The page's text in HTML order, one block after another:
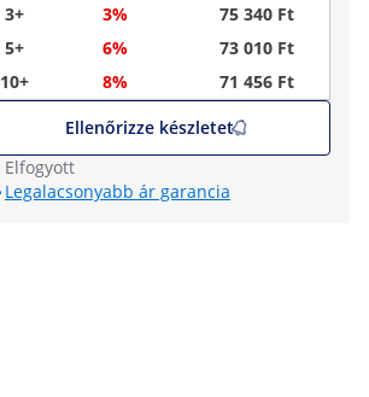
3+
3%
75 340 Ft
5+
6%
73 010 Ft
10+
8%
71 456 Ft
Ellenőrizze készletet
Elfogyott
Legalacsonyabb ár garancia